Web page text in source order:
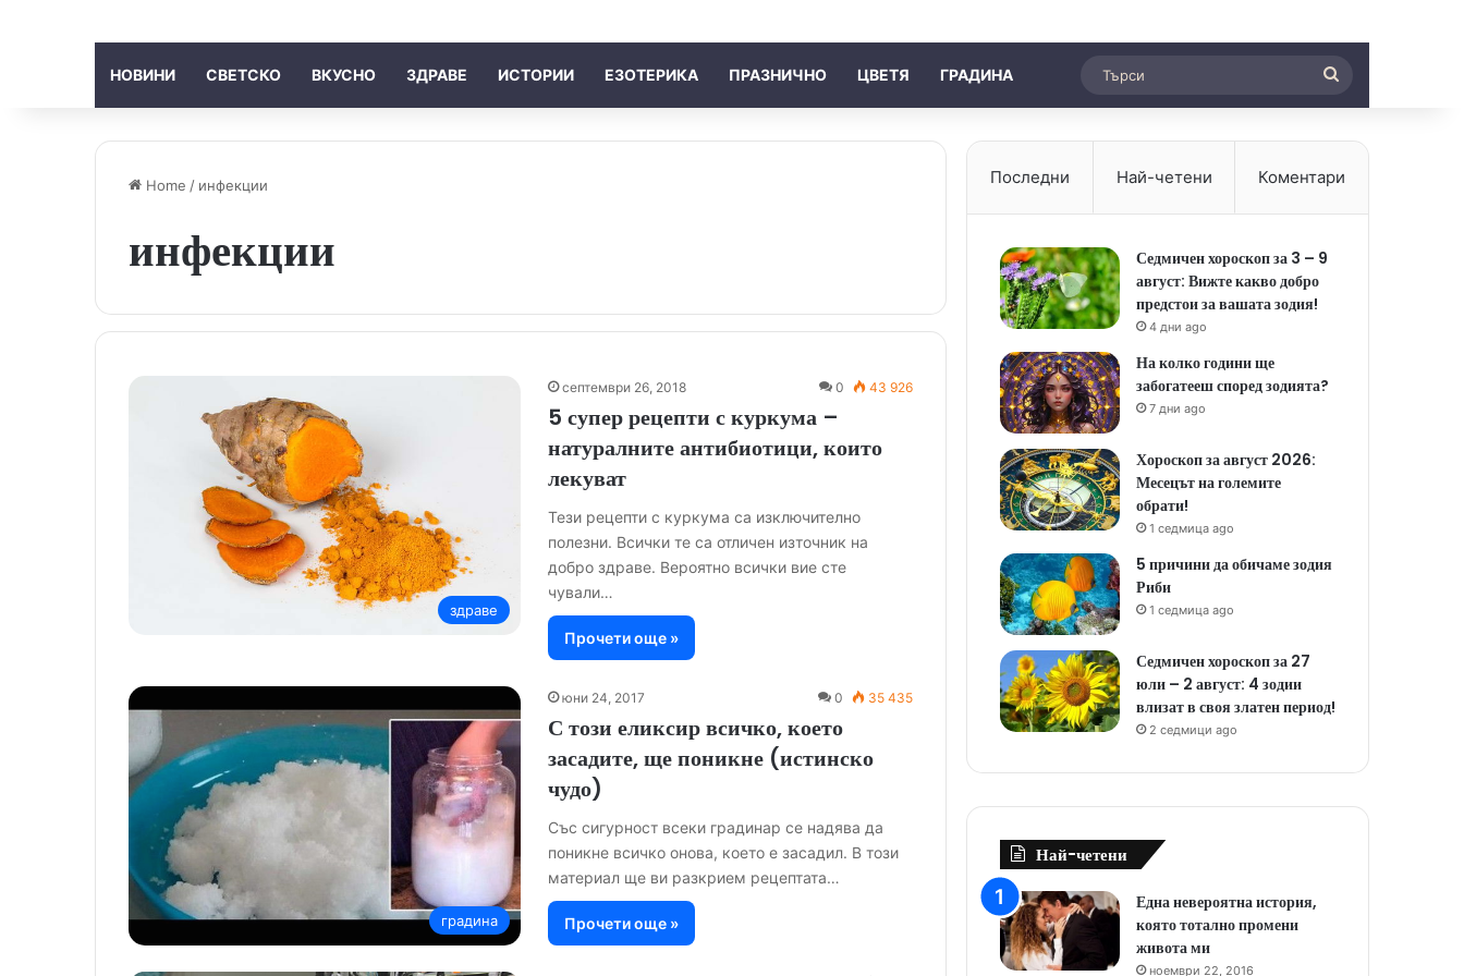
НОВИНИ СВЕТСКО ВКУСНО ЗДРАВЕ ИСТОРИИ ЕЗОТЕРИКА ПРАЗНИЧНО ЦВЕТЯ ГРАДИНА
Home / инфекции
инфекции
здраве
септември 26, 2018 0 43 926
5 супер рецепти с куркума –
натуралните антибиотици, които
лекуват
Тези рецепти с куркума са изключително
полезни. Всички те са отличен източник на
добро здраве. Вероятно всички вие сте
чували…
Прочети още »
градина
юни 24, 2017 0 35 435
С този еликсир всичко, което
засадите, ще поникне (истинско
чудо)
Със сигурност всеки градинар се надява да
поникне всичко онова, което е засадил. В този
материал ще ви разкрием рецептата…
Прочети още »
Последни Най-четени Коментари
Седмичен хороскоп за 3 – 9
август: Вижте какво добро
предстои за вашата зодия!
4 дни ago
На колко години ще
забогатееш според зодията?
7 дни ago
Хороскоп за август 2026:
Месецът на големите
обрати!
1 седмица ago
5 причини да обичаме зодия
Риби
1 седмица ago
Седмичен хороскоп за 27
юли – 2 август: 4 зодии
влизат в своя златен период!
2 седмици ago
Най-четени
Една невероятна история,
която тотално промени
живота ми
ноември 22, 2016